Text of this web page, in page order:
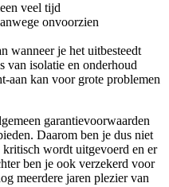
veel tijd
onvoorzien
wanneer je het uitbesteedt
van isolatie en onderhoud
aan kan voor grote problemen
garantievoorwaarden
Daarom ben je dus niet
wordt uitgevoerd en er
ben je ook verzekerd voor
meerdere jaren plezier van